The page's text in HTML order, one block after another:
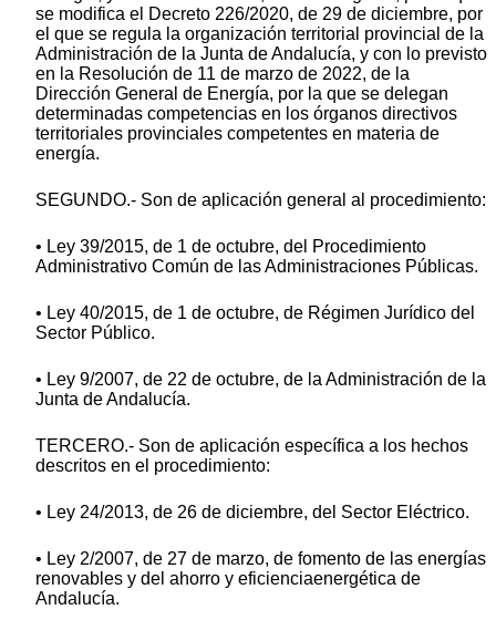
se modifica el Decreto 226/2020, de 29 de diciembre, por
el que se regula la organización territorial provincial de la
Administración de la Junta de Andalucía, y con lo previsto
en la Resolución de 11 de marzo de 2022, de la
Dirección General de Energía, por la que se delegan
determinadas competencias en los órganos directivos
territoriales provinciales competentes en materia de
energía.
SEGUNDO.- Son de aplicación general al procedimiento:
• Ley 39/2015, de 1 de octubre, del Procedimiento
Administrativo Común de las Administraciones Públicas.
• Ley 40/2015, de 1 de octubre, de Régimen Jurídico del
Sector Público.
• Ley 9/2007, de 22 de octubre, de la Administración de la
Junta de Andalucía.
TERCERO.- Son de aplicación específica a los hechos
descritos en el procedimiento:
• Ley 24/2013, de 26 de diciembre, del Sector Eléctrico.
• Ley 2/2007, de 27 de marzo, de fomento de las energías
renovables y del ahorro y eficienciaenergética de
Andalucía.